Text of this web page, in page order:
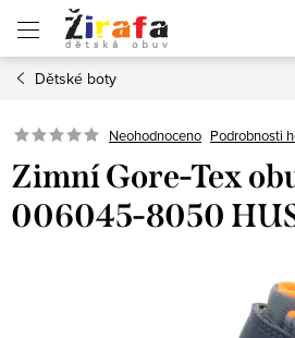
obsah
Dětské boty
Neohodnoceno Podrobnosti
Zimní Gore-Tex
006045-8050